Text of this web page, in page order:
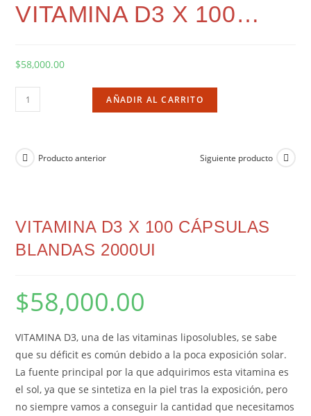
VITAMINA D3 X 100…
$58,000.00
AÑADIR AL CARRITO
Producto anterior Siguiente producto
VITAMINA D3 X 100 CÁPSULAS
BLANDAS 2000UI
$58,000.00
VITAMINA D3, una de las vitaminas liposolubles, se sabe
que su déficit es común debido a la poca exposición solar.
La fuente principal por la que adquirimos esta vitamina es
el sol, ya que se sintetiza en la piel tras la exposición, pero
no siempre vamos a conseguir la cantidad que necesitamos